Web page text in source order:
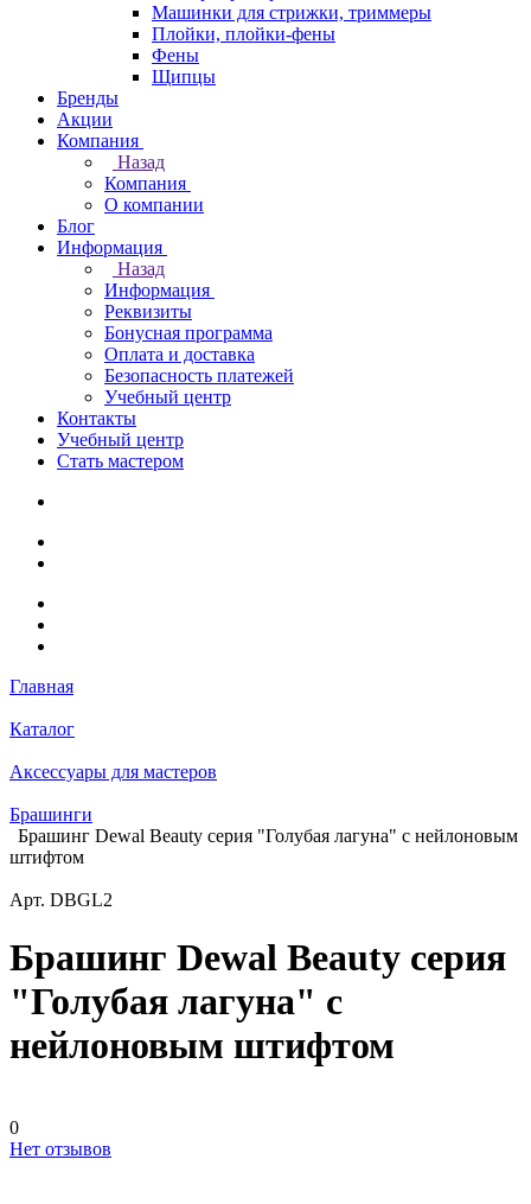
Машинки для стрижки, триммеры
Плойки, плойки-фены
Фены
Щипцы
Бренды
Акции
Компания
Назад
Компания
О компании
Блог
Информация
Назад
Информация
Реквизиты
Бонусная программа
Оплата и доставка
Безопасность платежей
Учебный центр
Контакты
Учебный центр
Стать мастером
Главная
Каталог
Аксессуары для мастеров
Брашинги
Брашинг Dewal Beauty серия "Голубая лагуна" с нейлоновым
штифтом
Арт. DBGL2
Брашинг Dewal Beauty серия
"Голубая лагуна" с
нейлоновым штифтом
0
Нет отзывов